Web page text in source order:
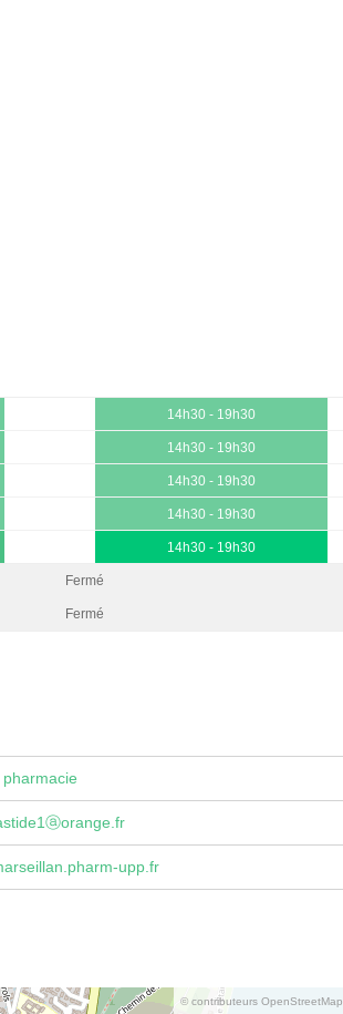
14h30 - 19h30
14h30 - 19h30
14h30 - 19h30
14h30 - 19h30
14h30 - 19h30
Fermé
Fermé
upp.fr
© contributeurs OpenStreetMap